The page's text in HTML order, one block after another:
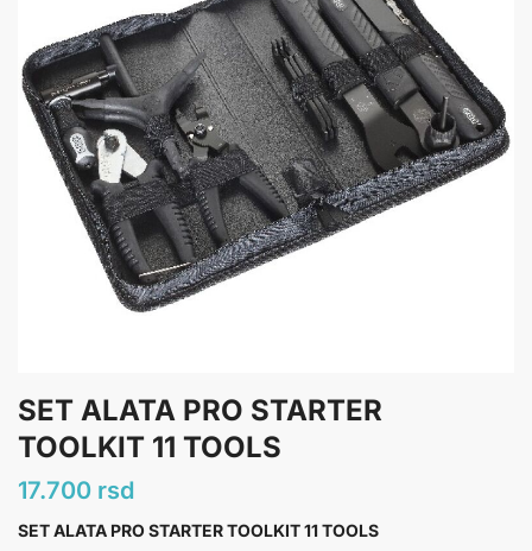
SET ALATA PRO STARTER
TOOLKIT 11 TOOLS
17.700 rsd
SET ALATA PRO STARTER TOOLKIT 11 TOOLS